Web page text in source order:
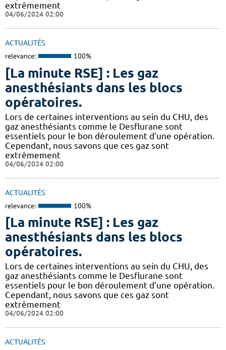
extrêmement
04/06/2024 02:00
ACTUALITÉS
relevance: 100%
[La minute RSE] : Les gaz
anesthésiants dans les blocs
opératoires.
​​Lors de certaines interventions au sein du CHU, des
gaz anesthésiants comme le Desflurane sont
essentiels pour le bon déroulement d'une opération.
Cependant, nous savons que ces gaz sont
extrêmement
04/06/2024 02:00
ACTUALITÉS
relevance: 100%
[La minute RSE] : Les gaz
anesthésiants dans les blocs
opératoires.
​​Lors de certaines interventions au sein du CHU, des
gaz anesthésiants comme le Desflurane sont
essentiels pour le bon déroulement d'une opération.
Cependant, nous savons que ces gaz sont
extrêmement
04/06/2024 02:00
ACTUALITÉS